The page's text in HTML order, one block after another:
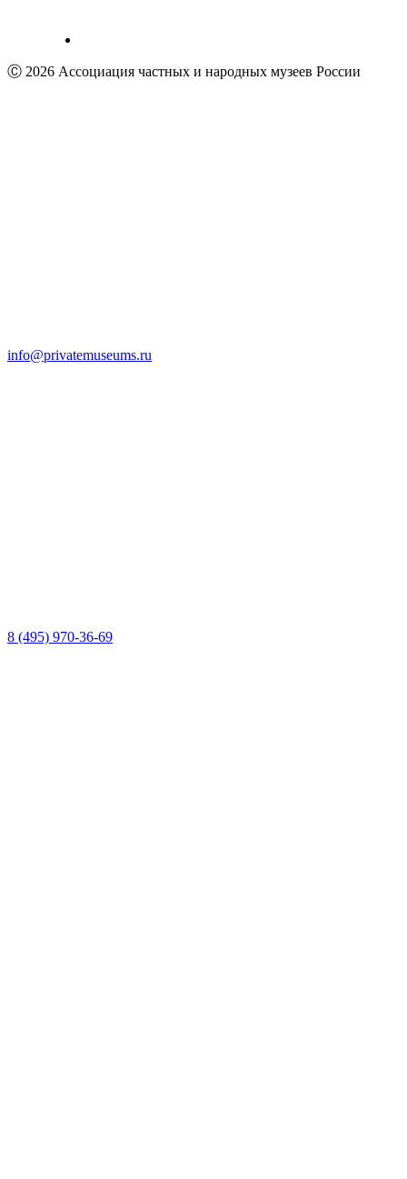
Ⓒ 2026 Ассоциация частных и народных музеев России
info@privatemuseums.ru
8 (495) 970-36-69